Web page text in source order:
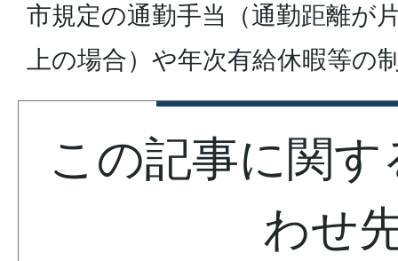
市規定の通勤手当（通勤距離が
上の場合）や年次有給休暇等の
この記事に関
わせ